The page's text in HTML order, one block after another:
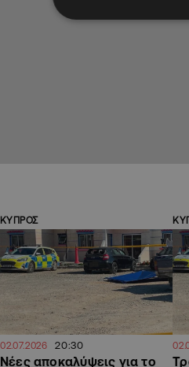
ΚΥΠΡΟΣ
02.07.2026 20:30
Νέες αποκαλύψεις για το